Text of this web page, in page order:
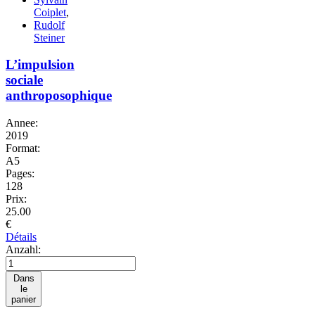
Coiplet,
Rudolf
Steiner
L’impulsion
sociale
anthroposophique
Annee:
2019
Format:
A5
Pages:
128
Prix:
25.00
€
Détails
Anzahl:
Dans
le
panier